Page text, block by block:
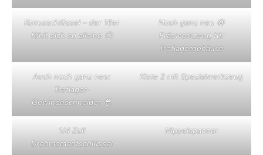
Konusschlüssel – der 16er
fühlt sich so alleine 🙁
Noch ganz neu 😀
Fräswerkzeug für
Tretlagergehäuse
Auch noch ganz neu:
Tretlager-
Gewindeschneider 😎
Kiste 2 mit Spezialwerkzeug
1/4 Zoll
Drehmomentschlüssel
Nippelspanner